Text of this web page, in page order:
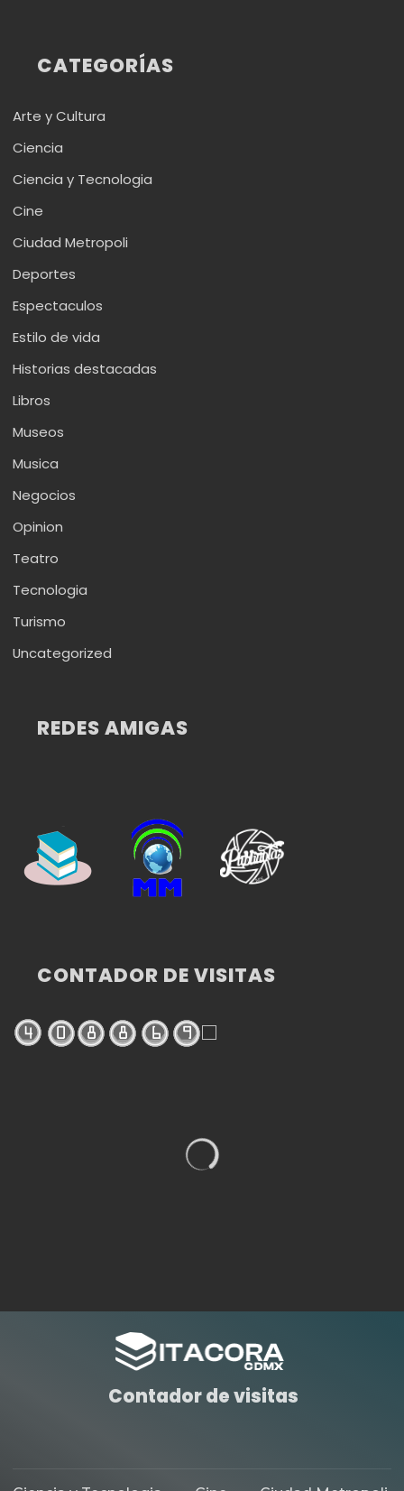
CATEGORÍAS
Arte y Cultura
Ciencia
Ciencia y Tecnologia
Cine
Ciudad Metropoli
Deportes
Espectaculos
Estilo de vida
Historias destacadas
Libros
Museos
Musica
Negocios
Opinion
Teatro
Tecnologia
Turismo
Uncategorized
REDES AMIGAS
CONTADOR DE VISITAS
Contador de visitas